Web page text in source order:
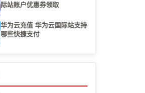
际站账户优惠券领取
华为云充值 华为云国际站支持
哪些快捷支付